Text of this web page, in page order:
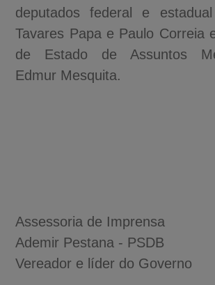
deputados federal e
Tavares Papa e Paulo Correia
de Estado de Assuntos
Edmur Mesquita.
Assessoria de Imprensa
Ademir Pestana - PSDB
Vereador e líder do Governo